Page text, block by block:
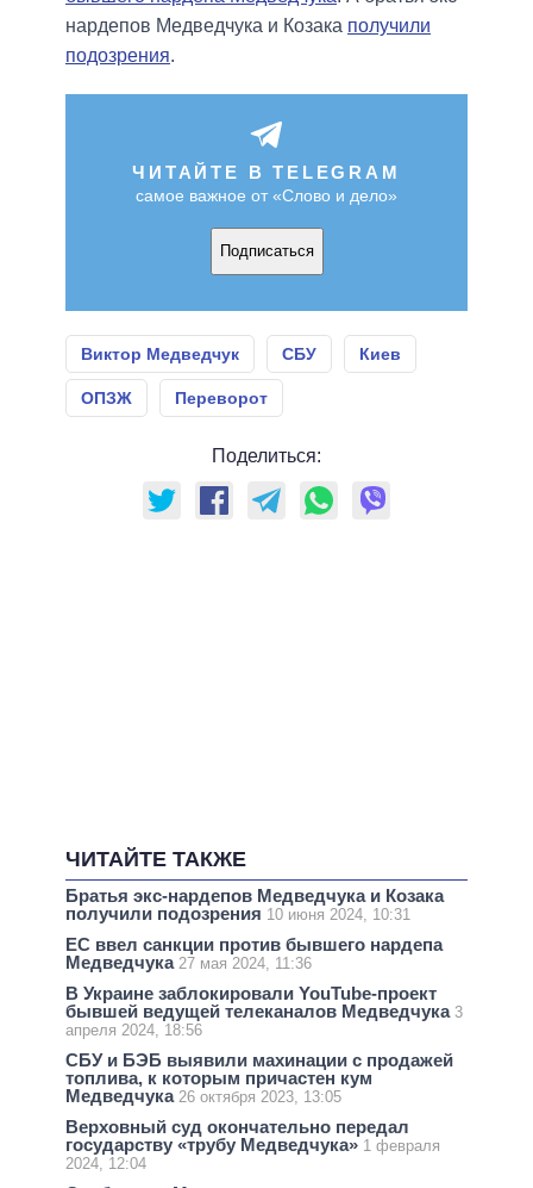
нардепов Медведчука и Козака получили
подозрения.
ЧИТАЙТЕ В TELEGRAM
самое важное от «Слово и дело»
Подписаться
Виктор Медведчук СБУ Киев
ОПЗЖ Переворот
Поделиться:
ЧИТАЙТЕ ТАКЖЕ
Братья экс-нардепов Медведчука и Козака
получили подозрения 10 июня 2024, 10:31
ЕС ввел санкции против бывшего нардепа
Медведчука 27 мая 2024, 11:36
В Украине заблокировали YouTube-проект
бывшей ведущей телеканалов Медведчука 3
апреля 2024, 18:56
СБУ и БЭБ выявили махинации с продажей
топлива, к которым причастен кум
Медведчука 26 октября 2023, 13:05
Верховный суд окончательно передал
государству «трубу Медведчука» 1 февраля
2024, 12:04